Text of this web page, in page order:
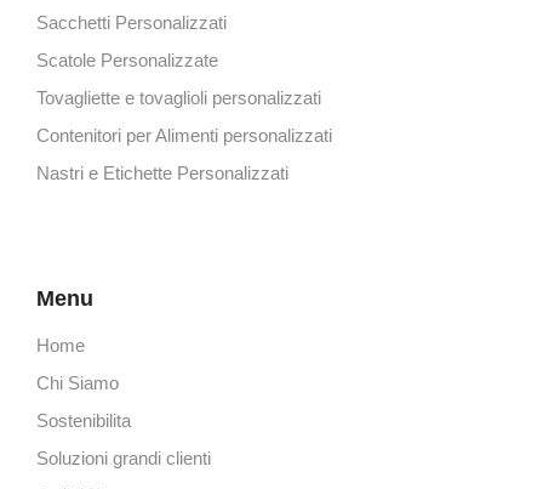
Sacchetti Personalizzati
Scatole Personalizzate
Tovagliette e tovaglioli personalizzati
Contenitori per Alimenti personalizzati
Nastri e Etichette Personalizzati
Menu
Home
Chi Siamo
Sostenibilita
Soluzioni grandi clienti